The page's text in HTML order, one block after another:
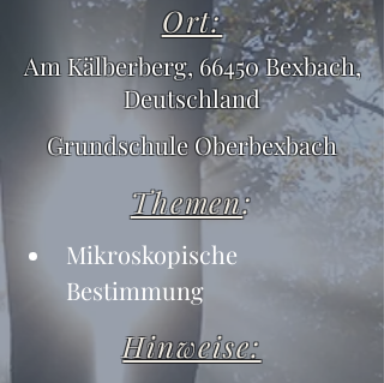
Ort:
Am Kälberberg, 66450 Bexbach,
Deutschland
Grundschule Oberbexbach
Themen:
Mikroskopische
Bestimmung
Hinweise: